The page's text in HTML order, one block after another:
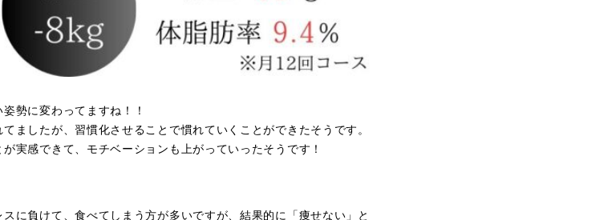
勢に変わってますね！！
ましたが、習慣化させることで慣れていくことができたそうです。
実感できて、モチベーションも上がっていったそうです！
に負けて、食べてしまう方が多いですが、結果的に「痩せない」と